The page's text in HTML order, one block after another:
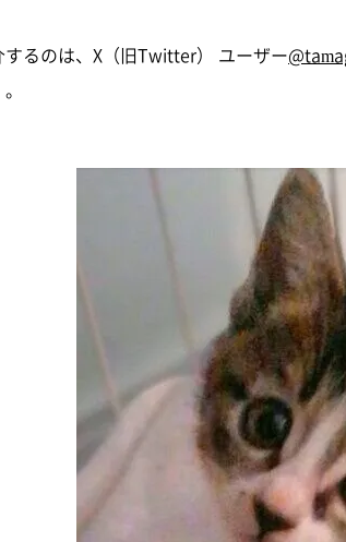
するのは、X（旧Twitter） ユーザー